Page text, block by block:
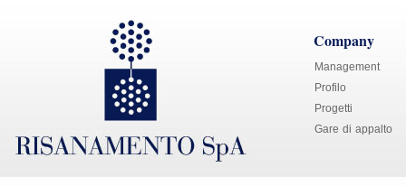
Company
Management
Profilo
Progetti
Gare di appalto